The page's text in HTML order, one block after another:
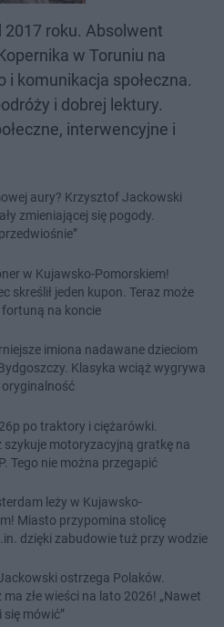
roku. Absolwent
w Toruniu na
i komunikacja społeczna.
i dobrej lektury.
interwencyjne i
aury? Krzysztof Jackowski
zmieniającej się pogody.
w Kujawsko-Pomorskiem!
skreślił jeden kupon. Teraz może
fortuną na koncie
imiona nadawane dzieciom
Klasyka wciąż wygrywa
po traktory i ciężarówki.
szykuje motoryzacyjną gratkę na
Tego nie można przegapić
leży w Kujawsko-
Miasto przypomina stolicę
dzięki zabudowie tuż przy wodzie
ostrzega Polaków.
złe wieści na lato 2026! „Nawet
się mówić”